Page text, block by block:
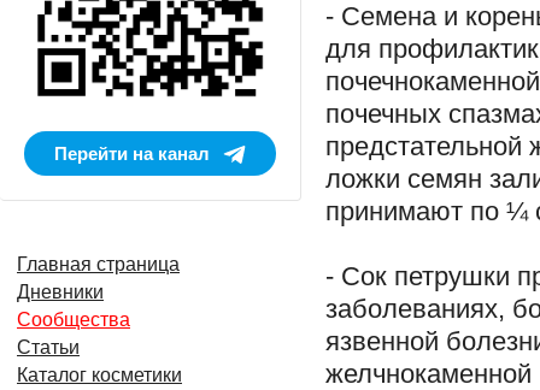
- Семена и
для
почечных
ложки семян
принимают по ¼
- Сок петрушки
заболеваниях,
язвенной
желчнокаменной
Перейти на канал
Главная страница
Дневники
Сообщества
Статьи
Каталог косметики